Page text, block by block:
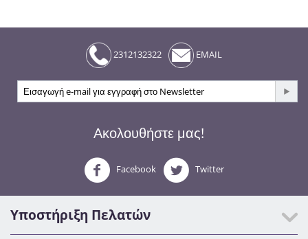
2312132322 EMAIL
Ακολουθήστε μας!
Facebook Twitter
Υποστήριξη Πελατών